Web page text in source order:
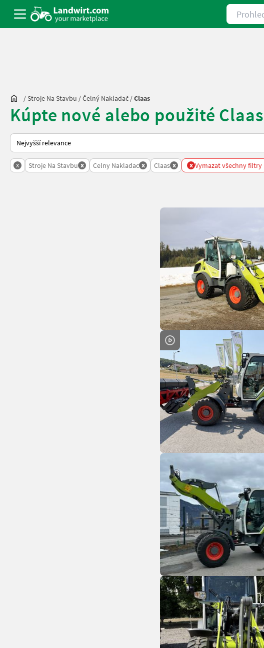
/Stroje Na Stavbu /Čelný Nakladač /Claas
Kúpte nové alebo použité
Takto se řadí nabídky na Landwirt.com
x Stroje Na Stavbu x Celny Nakladac x Claas x x Vymazat všechny filtry